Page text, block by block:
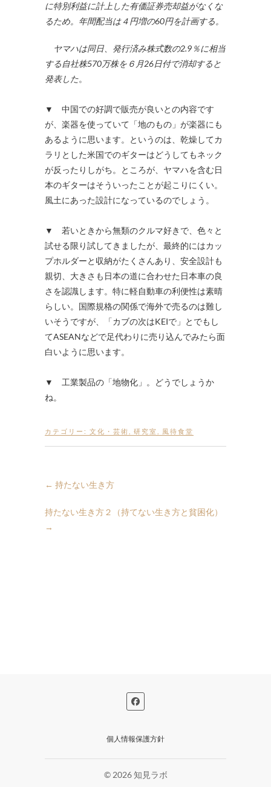
に特別利益に計上した有価証券売却益がなくな
るため。年間配当は４円増の60円を計画する。
ヤマハは同日、発行済み株式数の2.9％に相当
する自社株570万株を６月26日付で消却すると
発表した。
▼ 中国での好調で販売が良いとの内容です
が、楽器を使っていて「地のもの」が楽器にも
あるように思います。というのは、乾燥してカ
ラリとした米国でのギターはどうしてもネック
が反ったりしがち。ところが、ヤマハを含む日
本のギターはそういったことが起こりにくい。
風土にあった設計になっているのでしょう。
▼ 若いときから無類のクルマ好きで、色々と
試せる限り試してきましたが、最終的にはカッ
プホルダーと収納がたくさんあり、安全設計も
親切、大きさも日本の道に合わせた日本車の良
さを認識します。特に軽自動車の利便性は素晴
らしい。国際規格の関係で海外で売るのは難し
いそうですが、「カブの次はKEIで」とでもし
てASEANなどで足代わりに売り込んでみたら面
白いように思います。
▼ 工業製品の「地物化」。どうでしょうか
ね。
カテゴリー: 文化・芸術 研究室 風待食堂
← 持たない生き方
持たない生き方２（持てない生き方と貧困化）
→
個人情報保護方針